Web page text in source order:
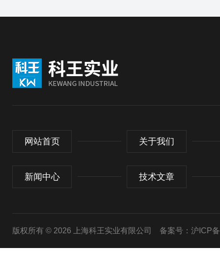
网站首页 关于我们
新闻中心 技术文章
版权所有 © 2026 上海科王实业有限公司 备案号：沪ICP